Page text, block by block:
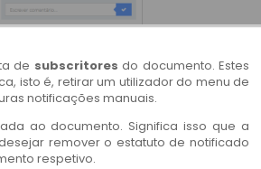
de subscritoresdo documento. Estes
isto é, retirar um utilizador do menu de
notificações manuais.
ao documento. Significa isso que a
remover o estatuto de notificado
respetivo.